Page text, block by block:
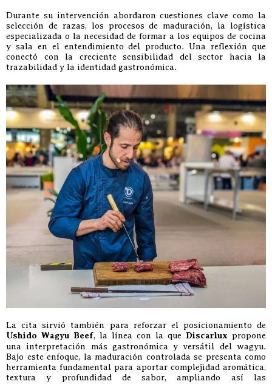
Durante su intervención abordaron cuestiones clave como la
selección de razas, los procesos de maduración, la logística
especializada o la necesidad de formar a los equipos de cocina
y sala en el entendimiento del producto. Una reflexión que
conectó con la creciente sensibilidad del sector hacia la
trazabilidad y la identidad gastronómica.
La cita sirvió también para reforzar el posicionamiento de
Ushido Wagyu Beef, la línea con la que Discarlux propone
una interpretación más gastronómica y versátil del wagyu.
Bajo este enfoque, la maduración controlada se presenta como
herramienta fundamental para aportar complejidad aromática,
textura y profundidad de sabor, ampliando así las